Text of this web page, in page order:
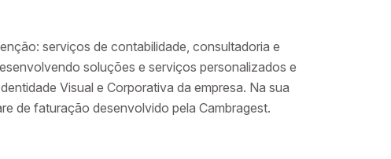
serviços de contabilidade, consultadoria e
soluções e serviços personalizados e
Visual e Corporativa da empresa. Na sua
de faturação desenvolvido pela Cambragest.